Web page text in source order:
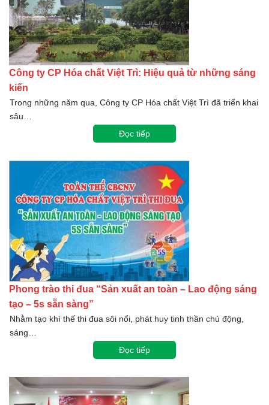
Công ty CP Hóa chất Việt Trì: Hiệu quả từ những sáng
kiến
Trong những năm qua, Công ty CP Hóa chất Việt Trì đã triển khai
sâu…
Đọc tiếp
Phong trào thi đua “Sản xuất an toàn – Lao động sáng
tạo – 5s sẵn sàng”
Nhằm tạo khí thế thi đua sôi nổi, phát huy tinh thần chủ động,
sáng…
Đọc tiếp